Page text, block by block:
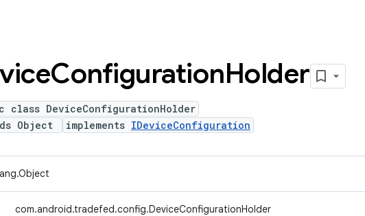
ConfigurationHolder
class DeviceConfigurationHolder
Object
implements IDeviceConfiguration
com.android.tradefed.config.DeviceConfigurationHolder